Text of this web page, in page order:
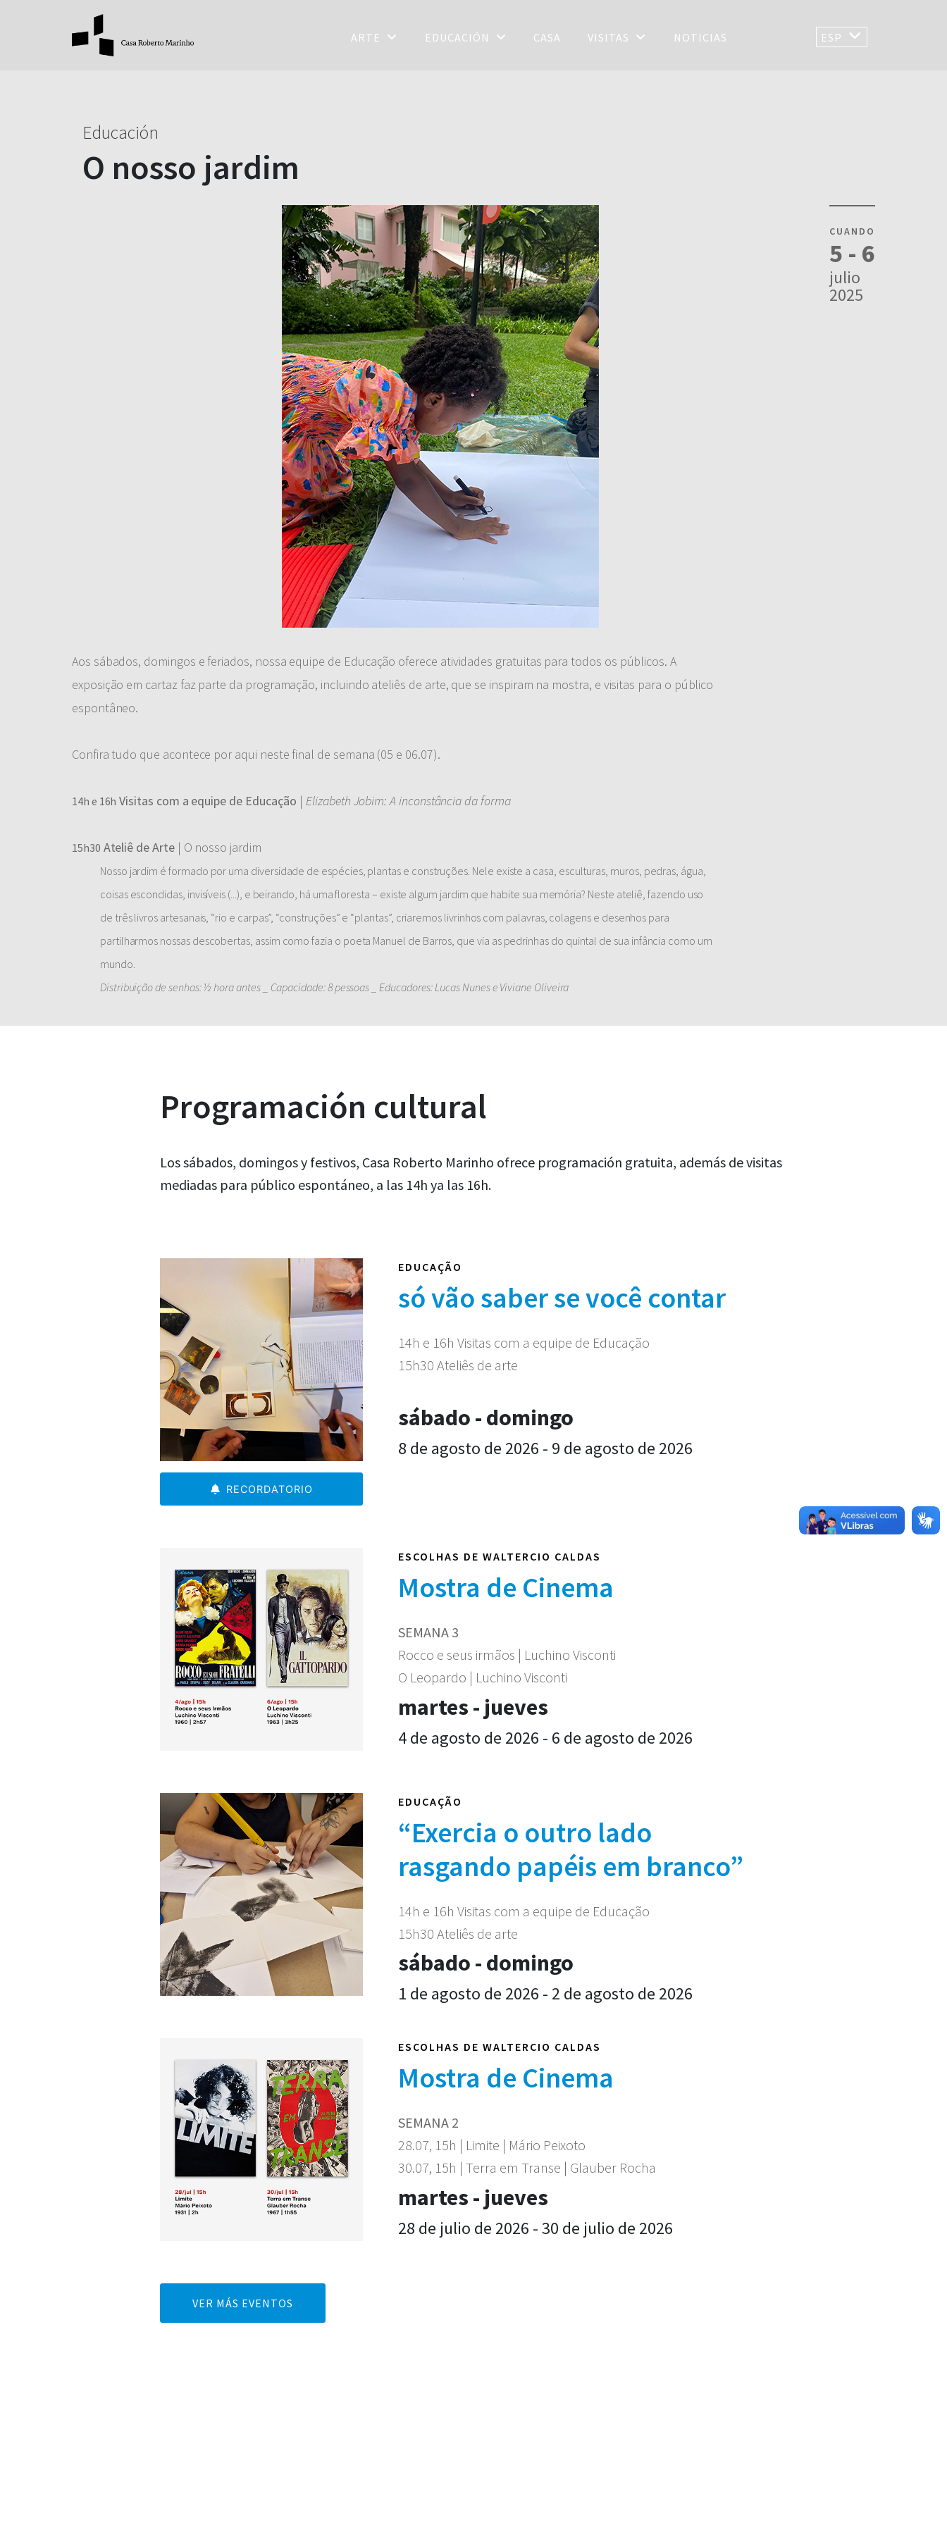
ARTE EDUCACIÓN CASA VISITAS NOTICIAS ESP
Educación
O nosso jardim
CUANDO
5 - 6
julio
2025
Aos sábados, domingos e feriados, nossa equipe de Educação oferece atividades gratuitas para todos os públicos. A
exposição em cartaz faz parte da programação, incluindo ateliês de arte, que se inspiram na mostra, e visitas para o público
espontâneo.
Confira tudo que acontece por aqui neste final de semana (05 e 06.07).
14h e 16h Visitas com a equipe de Educação |Elizabeth Jobim: A inconstância da forma
15h30 Ateliê de Arte| O nosso jardim
Nosso jardim é formado por uma diversidade de espécies, plantas e construções. Nele existe a casa, esculturas, muros, pedras, água,
coisas escondidas, invisíveis (...), e beirando, há uma floresta – existe algum jardim que habite sua memória? Neste ateliê, fazendo uso
de três livros artesanais, “rio e carpas”, “construções” e “plantas”, criaremos livrinhos com palavras, colagens e desenhos para
partilharmos nossas descobertas, assim como fazia o poeta Manuel de Barros, que via as pedrinhas do quintal de sua infância como um
mundo.
Distribuição de senhas: ½ hora antes _ Capacidade: 8 pessoas _ Educadores: Lucas Nunes e Viviane Oliveira
Programación cultural
Los sábados, domingos y festivos, Casa Roberto Marinho ofrece programación gratuita, además de visitas
mediadas para público espontáneo, a las 14h ya las 16h.
RECORDATORIO
EDUCAÇÃO
só vão saber se você contar
14h e 16h Visitas com a equipe de Educação
15h30 Ateliês de arte
sábado - domingo
8 de agosto de 2026 - 9 de agosto de 2026
ESCOLHAS DE WALTERCIO CALDAS
Mostra de Cinema
SEMANA 3
Rocco e seus irmãos | Luchino Visconti
O Leopardo | Luchino Visconti
martes - jueves
4 de agosto de 2026 - 6 de agosto de 2026
EDUCAÇÃO
“Exercia o outro lado
rasgando papéis em branco”
14h e 16h Visitas com a equipe de Educação
15h30 Ateliês de arte
sábado - domingo
1 de agosto de 2026 - 2 de agosto de 2026
ESCOLHAS DE WALTERCIO CALDAS
Mostra de Cinema
SEMANA 2
28.07, 15h | Limite | Mário Peixoto
30.07, 15h | Terra em Transe | Glauber Rocha
martes - jueves
28 de julio de 2026 - 30 de julio de 2026
VER MÁS EVENTOS